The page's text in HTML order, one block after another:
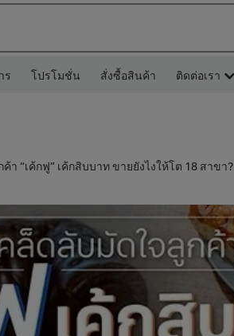
ร โปรโมชั่น สั่งซื้อสินค้า ติดต่อเรา
า “เค้กฟู” เค้กสิบบาท ขายยังไงให้โต 18 สาขา?